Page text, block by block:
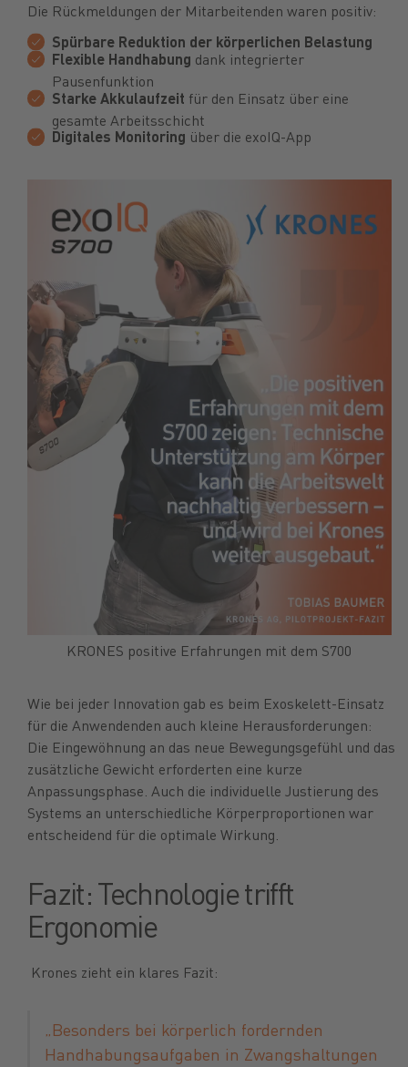
Die Rückmeldungen der Mitarbeitenden waren positiv:
Spürbare Reduktion der körperlichen Belastung
Flexible Handhabung dank integrierter
Pausenfunktion
Starke Akkulaufzeit für den Einsatz über eine
gesamte Arbeitsschicht
Digitales Monitoring über die exoIQ-App
KRONES positive Erfahrungen mit dem S700
Wie bei jeder Innovation gab es beim Exoskelett-Einsatz
für die Anwendenden auch kleine Herausforderungen:
Die Eingewöhnung an das neue Bewegungsgefühl und das
zusätzliche Gewicht erforderten eine kurze
Anpassungsphase. Auch die individuelle Justierung des
Systems an unterschiedliche Körperproportionen war
entscheidend für die optimale Wirkung.
Fazit: Technologie trifft
Ergonomie
Krones zieht ein klares Fazit:
„Besonders bei körperlich fordernden
Handhabungsaufgaben in Zwangshaltungen